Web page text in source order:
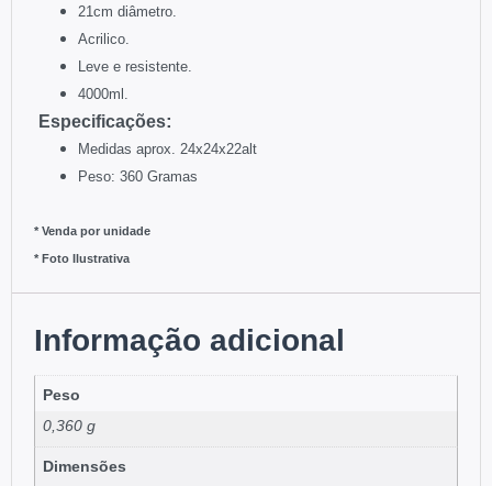
21cm diâmetro.
Acrilico.
Leve e resistente.
4000ml.
Especificações:
Medidas aprox. 24x24x22alt
Peso: 360 Gramas
* Venda por unidade
* Foto Ilustrativa
Informação adicional
Peso
0,360 g
Dimensões